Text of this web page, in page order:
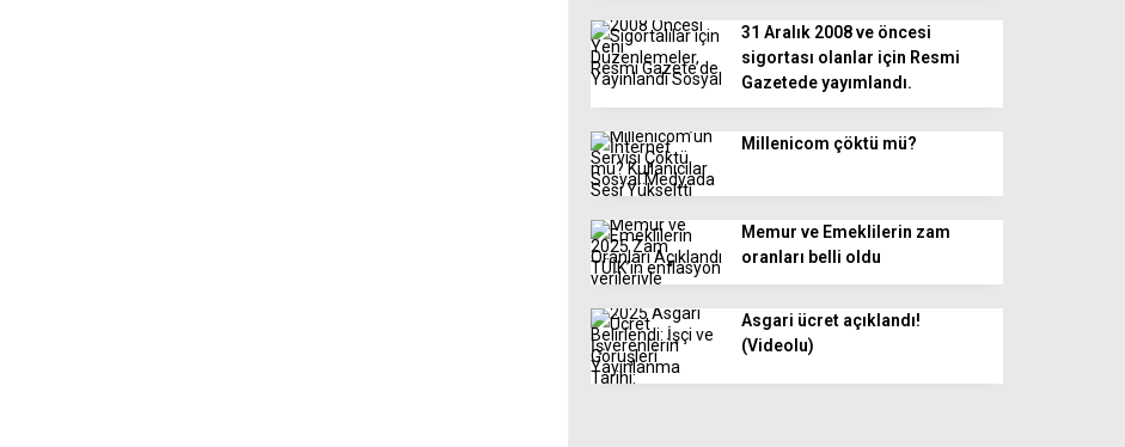
31 Aralık 2008 ve öncesi
sigortası olanlar için Resmi
Gazetede yayımlandı.
Millenicom çöktü mü?
Memur ve Emeklilerin zam
oranları belli oldu
Asgari ücret açıklandı!
(Videolu)